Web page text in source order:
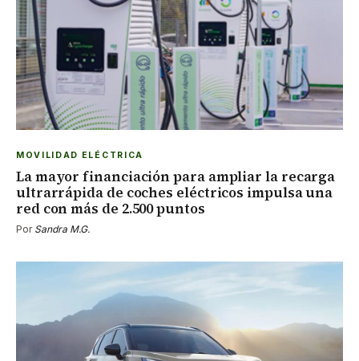
MOVILIDAD ELÉCTRICA
La mayor financiación para ampliar la recarga
ultrarrápida de coches eléctricos impulsa una
red con más de 2.500 puntos
Por Sandra M.G.